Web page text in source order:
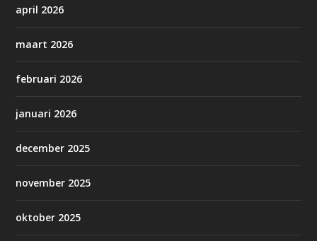
april 2026
maart 2026
februari 2026
januari 2026
december 2025
november 2025
oktober 2025